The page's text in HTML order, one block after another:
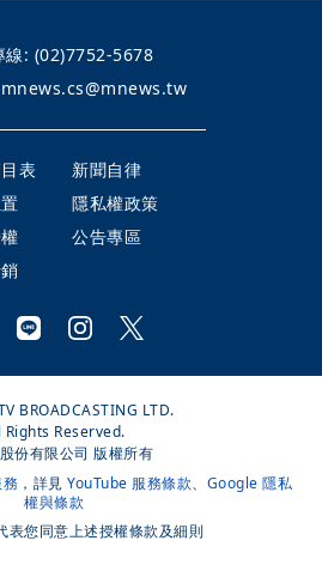
線: (02)7752-5678
mnews.cs@mnews.tw
表
新聞自律
隱私權政策
公告專區
BROADCASTING LTD.
Rights Reserved.
份有限公司 版權所有
，詳見 YouTube 服務條款、 Google 隱私
權與條款
表您同意上述授權條款及細則